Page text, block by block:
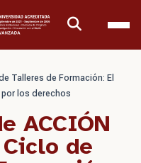
Talleres de Formación: El
por los derechos
ACCIÓN
de